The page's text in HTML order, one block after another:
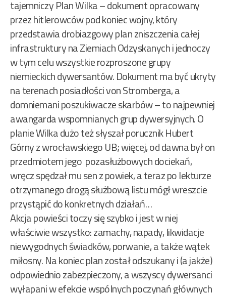
tajemniczy Plan Wilka – dokument opracowany
przez hitlerowców pod koniec wojny, który
przedstawia drobiazgowy plan zniszczenia całej
infrastruktury na Ziemiach Odzyskanych i jednoczy
w tym celu wszystkie rozproszone grupy
niemieckich dywersantów. Dokument ma być ukryty
na terenach posiadłości von Stromberga, a
domniemani poszukiwacze skarbów – to najpewniej
awangarda wspomnianych grup dywersyjnych. O
planie Wilka dużo też słyszał porucznik Hubert
Górny z wrocławskiego UB; więcej, od dawna był on
przedmiotem jego pozasłużbowych dociekań,
wręcz spędzał mu sen z powiek, a teraz po lekturze
otrzymanego drogą służbową listu mógł wreszcie
przystąpić do konkretnych działań…
Akcja powieści toczy się szybko i jest w niej
właściwie wszystko: zamachy, napady, likwidacje
niewygodnych świadków, porwanie, a także wątek
miłosny. Na koniec plan został odszukany i (a jakże)
odpowiednio zabezpieczony, a wszyscy dywersanci
wyłapani w efekcie wspólnych poczynań głównych